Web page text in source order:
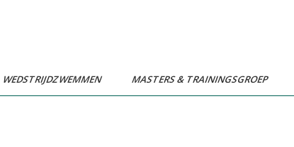
WEDSTRIJDZWEMMEN MASTERS & TRAININGSGROEP